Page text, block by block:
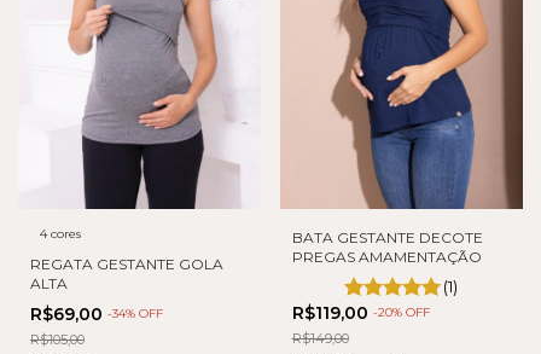
4 cores
REGATA GESTANTE GOLA
ALTA
R$69,00 -34% OFF
R$105,00
BATA GESTANTE DECOTE
PREGAS AMAMENTAÇÃO
(1)
R$119,00 -20% OFF
R$149,00